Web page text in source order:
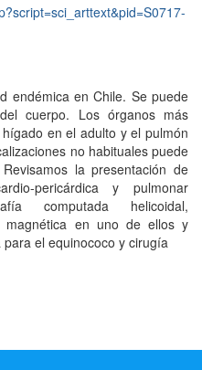
endémica en Chile. Se puede
cuerpo. Los órganos más
en el adulto y el pulmón
no habituales puede
la presentación de
pericárdica y pulmonar
computada helicoidal,
magnética en uno de ellos y
el equinococo y cirugía